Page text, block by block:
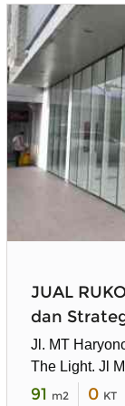
JUAL
dan
Jl. MT
The Light. Jl
91 m2 0 KT